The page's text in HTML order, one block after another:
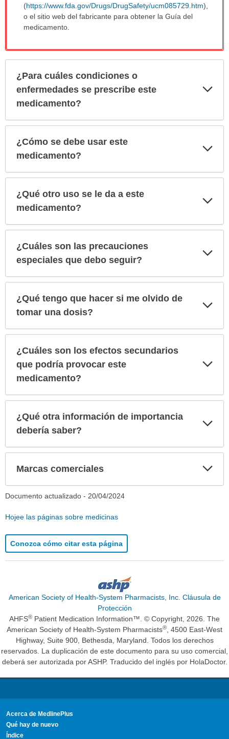
(https://www.fda.gov/Drugs/DrugSafety/ucm085729.htm),
o el sitio web del fabricante para obtener la Guía del
medicamento.
¿Para cuáles condiciones o
enfermedades se prescribe este
medicamento?
¿Cómo se debe usar este
medicamento?
¿Qué otro uso se le da a este
medicamento?
¿Cuáles son las precauciones
especiales que debo seguir?
¿Qué tengo que hacer si me olvido de
tomar una dosis?
¿Cuáles son los efectos secundarios
que podría provocar este
medicamento?
¿Qué otra información de importancia
debería saber?
Marcas comerciales
Documento actualizado - 20/04/2024
Hojee las páginas sobre medicinas
Conozca cómo citar esta página
American Society of Health-System Pharmacists, Inc. Cláusula de
Protección
AHFS® Patient Medication Information™. © Copyright, 2026. The
American Society of Health-System Pharmacists®, 4500 East-West
Highway, Suite 900, Bethesda, Maryland. Todos los derechos
reservados. La duplicación de este documento para su uso comercial,
deberá ser autorizada por ASHP. Traducido del inglés por HolaDoctor.
Acerca de MedlinePlus
Qué hay de nuevo
Índice